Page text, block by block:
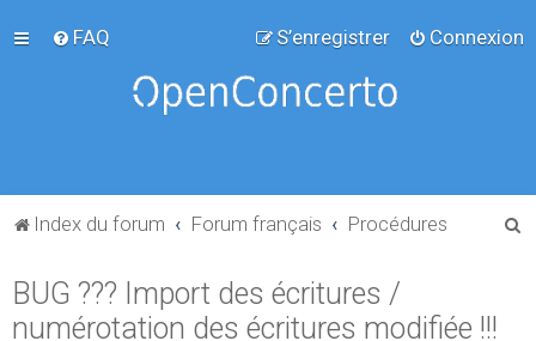
FAQ Connexion
S’enregistrer
Index du forum Forum français Procédures
BUG ??? Import des écritures /
numérotation des écritures modifiée !!!